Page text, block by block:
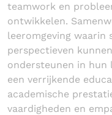
teamwork en
ontwikkelen.
leeromgeving waarin
perspectieven
ondersteunen in hun
een verrijkende
academische
vaardigheden en